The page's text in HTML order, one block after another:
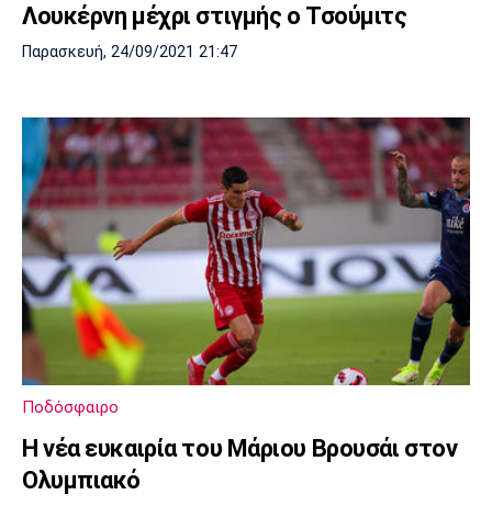
Λουκέρνη μέχρι στιγμής ο Τσούμιτς
Παρασκευή, 24/09/2021 21:47
Ποδόσφαιρο
Η νέα ευκαιρία του Μάριου Βρουσάι στον
Ολυμπιακό